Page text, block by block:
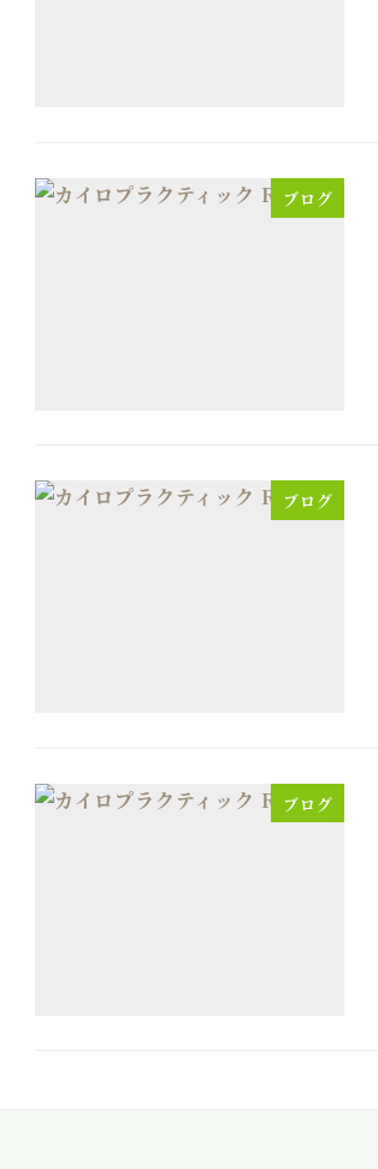
ブログ
ブログ
ブログ